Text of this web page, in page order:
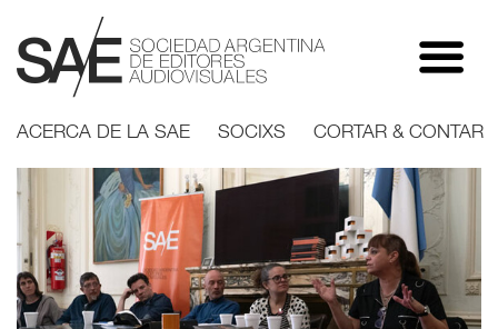
ACERCA DE LA SAE SOCIXS CORTAR & CONTAR